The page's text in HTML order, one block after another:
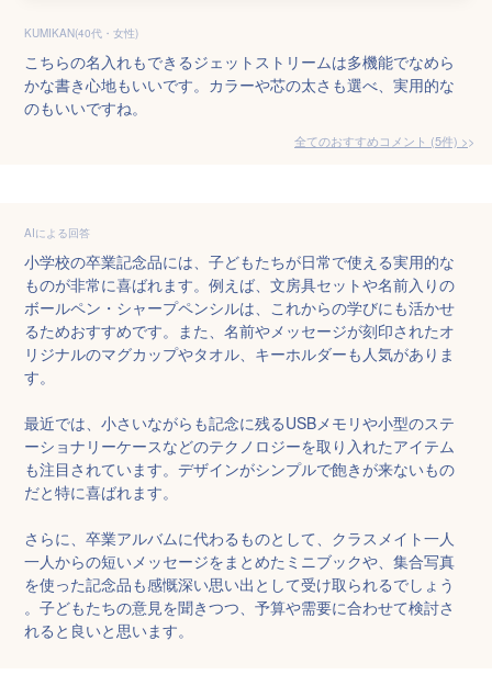
KUMIKAN(40代・女性)
こちらの名入れもできるジェットストリームは多機能でなめら
かな書き心地もいいです。カラーや芯の太さも選べ、実用的な
のもいいですね。
全てのおすすめコメント (5件) >
AIによる回答
小学校の卒業記念品には、子どもたちが日常で使える実用的な
ものが非常に喜ばれます。例えば、文房具セットや名前入りの
ボールペン・シャープペンシルは、これからの学びにも活かせ
るためおすすめです。また、名前やメッセージが刻印されたオ
リジナルのマグカップやタオル、キーホルダーも人気がありま
す。
最近では、小さいながらも記念に残るUSBメモリや小型のステ
ーショナリーケースなどのテクノロジーを取り入れたアイテム
も注目されています。デザインがシンプルで飽きが来ないもの
だと特に喜ばれます。
さらに、卒業アルバムに代わるものとして、クラスメイト一人
一人からの短いメッセージをまとめたミニブックや、集合写真
を使った記念品も感慨深い思い出として受け取られるでしょう
。子どもたちの意見を聞きつつ、予算や需要に合わせて検討さ
れると良いと思います。